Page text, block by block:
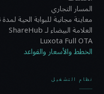
المسار التجاري
معاينة مجانية للبوابة الحية لمدة 14 يومًا
العلامة البيضاء لـ ShareHub
Luxota Full OTA
الخطط والأسعار والقواعد
نظام التشغيل